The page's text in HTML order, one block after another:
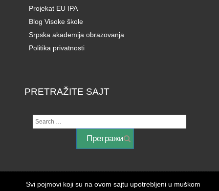
Projekat EU IPA
Blog Visoke škole
Srpska akademija obrazovanja
Politika privatnosti
PRETRAŽITE SAJT
Svi pojmovi koji su na ovom sajtu upotrebljeni u muškom